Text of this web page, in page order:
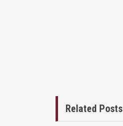
Related Posts